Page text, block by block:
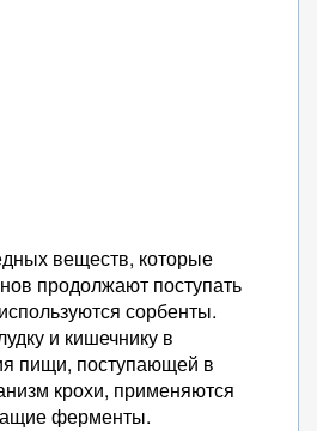
веществ, которые
продолжают поступать
сорбенты.
и кишечнику в
пищи, поступающей в
крохи, применяются
ферменты.